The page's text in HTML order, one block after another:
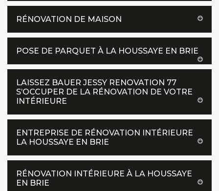
RÉNOVATION DE MAISON
POSE DE PARQUET À LA HOUSSAYE EN BRIE
LAISSEZ BAUER JESSY RENOVATION 77
S’OCCUPER DE LA RÉNOVATION DE VOTRE
INTÉRIEURE
ENTREPRISE DE RÉNOVATION INTÉRIEURE
LA HOUSSAYE EN BRIE
RÉNOVATION INTÉRIEURE À LA HOUSSAYE
EN BRIE